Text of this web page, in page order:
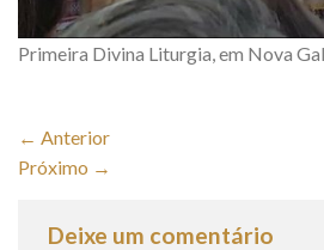
Primeira Divina Liturgia, em Nova
← Anterior
Próximo →
Deixe um comentário